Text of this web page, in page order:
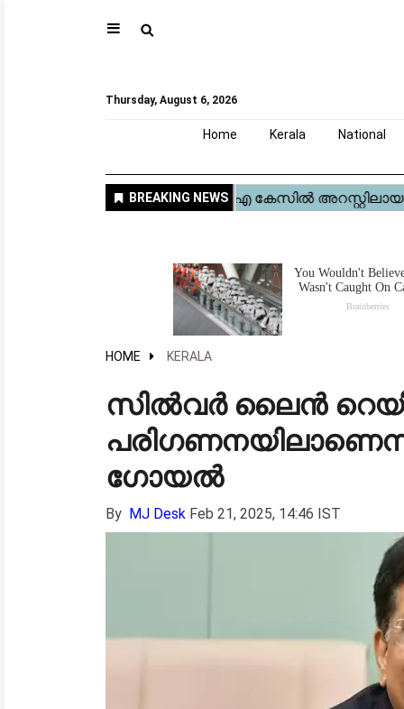
⚲
Thursday, August 6, 2026
Home Kerala National
HOME KERALA
സിൽവർ ലൈൻ
ഗോയൽ
By MJ Desk Feb 21, 2025, 14:46 IST